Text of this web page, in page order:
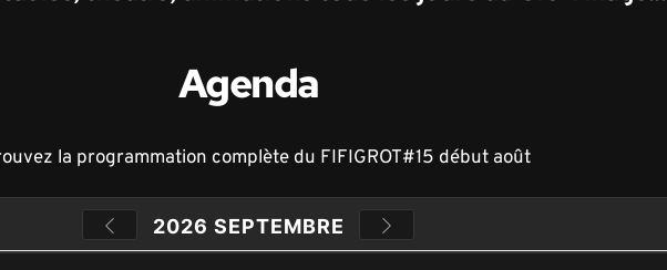
Agenda
la programmation complète du FIFIGROT#15 début août
2026 SEPTEMBRE